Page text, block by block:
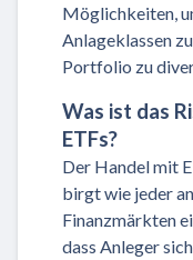
Möglichkeiten,
Anlageklassen
Portfolio zu
Was ist das
ETFs?
Der Handel mit
birgt wie jeder
Finanzmärkten
dass Anleger